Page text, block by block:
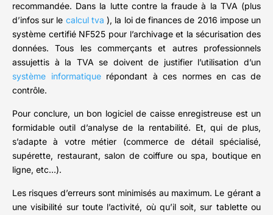
recommandée. Dans la lutte contre la fraude à la TVA (plus
d’infos sur le calcul tva ), la loi de finances de 2016 impose un
système certifié NF525 pour l’archivage et la sécurisation des
données. Tous les commerçants et autres professionnels
assujettis à la TVA se doivent de justifier l’utilisation d’un
système informatiquerépondant à ces normes en cas de
contrôle.
Pour conclure, un bon logiciel de caisse enregistreuse est un
formidable outil d’analyse de la rentabilité. Et, qui de plus,
s’adapte à votre métier (commerce de détail spécialisé,
supérette, restaurant, salon de coiffure ou spa, boutique en
ligne, etc…).
Les risques d’erreurs sont minimisés au maximum. Le gérant a
une visibilité sur toute l’activité, où qu’il soit, sur tablette ou